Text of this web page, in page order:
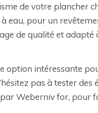
de votre plancher
eau, pour un
de qualité et adapté
option intéressante
pas à tester
Weberniv for, pour